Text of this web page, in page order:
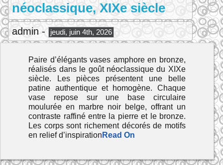
néoclassique, XIXe siècle
admin - jeudi, juin 4th, 2026
Paire d’élégants vases amphore en bronze,
réalisés dans le goût néoclassique du XIXe
siècle. Les pièces présentent une belle
patine authentique et homogène. Chaque
vase repose sur une base circulaire
moulurée en marbre noir belge, offrant un
contraste raffiné entre la pierre et le bronze.
Les corps sont richement décorés de motifs
en relief d’inspiration Read On